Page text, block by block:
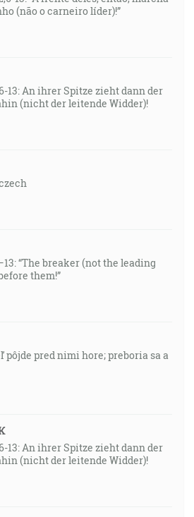
(não o carneiro líder)!”
13: An ihrer Spitze zieht dann der
(nicht der leitende Widder)!
“The breaker (not the leading
them!”
pôjde pred nimi hore; preboria sa a
13: An ihrer Spitze zieht dann der
(nicht der leitende Widder)!